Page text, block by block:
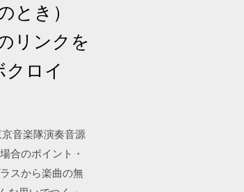
とき）
リンクを
ロイ
音楽隊演奏音源
合のポイント・
スから楽曲の無